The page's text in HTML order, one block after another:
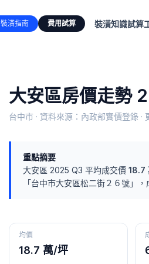
裝潢指南 費用試算 裝潢知識試算
大安區房價走勢
台中市 · 資料來源：內政部實價登錄 ·
重點摘要
大安區 2025 Q3 平均成交價 18.7
「台中市大安區松二街２６號」
均價
18.7 萬/坪